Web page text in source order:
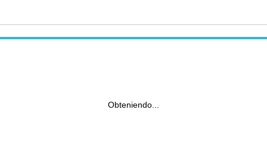
Obteniendo...